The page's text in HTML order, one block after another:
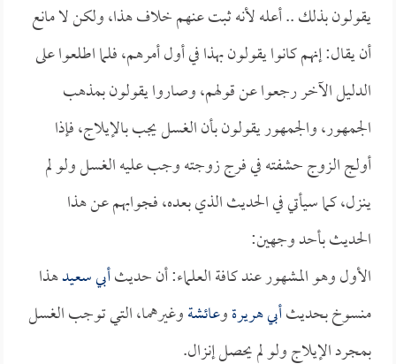
يقولون بذلك .. أعله لأنه ثبت عنهم خلاف هذا، ولكن لا مانع
أن يقال: إنهم كانوا يقولون بهذا في أول أمرهم، فلما اطلعوا على
الدليل الآخر رجعوا عن قولهم، وصاروا يقولون بمذهب
الجمهور، والجمهور يقولون بأن الغسل يجب بالإيلاج، فإذا
أولج الزوج حشفته في فرج زوجته وجب عليه الغسل ولو لم
ينزل، كما سيأتي في الحديث الذي بعده، فجوابهم عن هذا
الحديث بأحد وجهين:
الأول وهو المشهور عند كافة العلماء: أن حديثأبي سعيدهذا
منسوخ بحديثأبي هريرةوعائشةوغيرهما، التي توجب الغسل
بمجرد الإيلاج ولو لم يحصل إنزال.